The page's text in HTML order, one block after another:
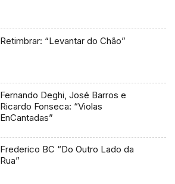
Retimbrar: “Levantar do Chão”
Fernando Deghi, José Barros e
Ricardo Fonseca: “Violas
EnCantadas”
Frederico BC “Do Outro Lado da
Rua”